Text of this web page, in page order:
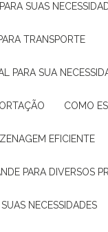
SUAS
TRANSPORTE
PARA SUA
COMO
EFICIENTE
PARA DIVERSOS
NECESSIDADES